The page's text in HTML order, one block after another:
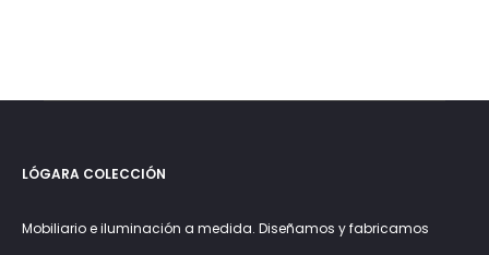
LÓGARA COLECCIÓN
Mobiliario e iluminación a medida. Diseñamos y fabricamos